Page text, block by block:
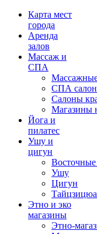
Карта мест
города
Аренда
залов
Массаж и
СПА
СПА
Салоны
Магазины
Йога и
пилатес
Ушу и
цигун
Восточные
Ушу
Цигун
Этно и эко
магазины
Этно-